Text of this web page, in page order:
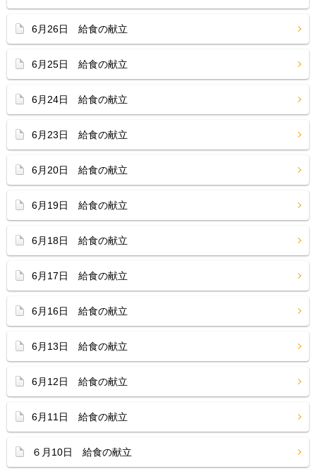
6月26日 給食の献立
6月25日 給食の献立
6月24日 給食の献立
6月23日 給食の献立
6月20日 給食の献立
6月19日 給食の献立
6月18日 給食の献立
6月17日 給食の献立
6月16日 給食の献立
6月13日 給食の献立
6月12日 給食の献立
6月11日 給食の献立
６月10日 給食の献立